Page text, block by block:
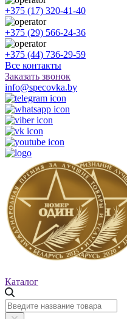
+375 (17) 320-41-40
+375 (29) 566-24-36
+375 (44) 736-29-59
Все контакты
Заказать звонок
info@specovka.by
Каталог